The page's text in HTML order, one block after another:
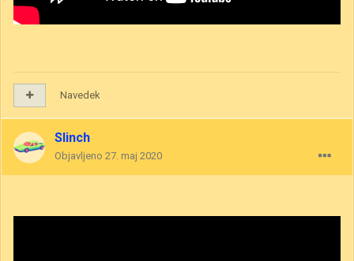
Navedek
Slinch
Objavljeno 27. maj 2020